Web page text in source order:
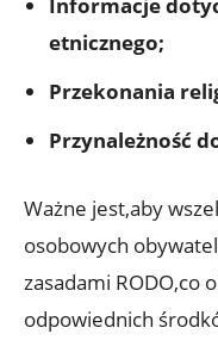
etnicznego;
Przekonania
Przynależność
Ważne jest,aby
osobowych
zasadami RODO,co
odpowiednich